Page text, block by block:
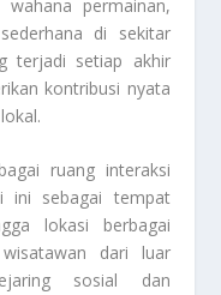
permainan,
di sekitar
terjadi setiap akhir
kontribusi nyata
ruang interaksi
ini sebagai tempat
lokasi berbagai
dari luar
sosial dan